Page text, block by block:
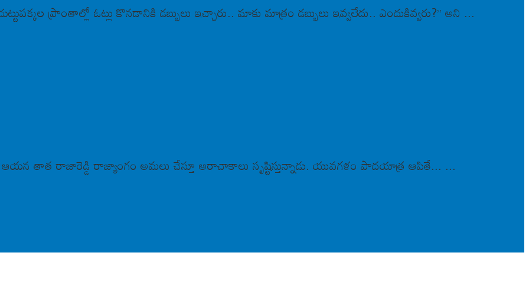
ప్రాంతాల్లో ఓట్లు కొనడానికి డబ్బులు ఇచ్చారు.. మాకు మాత్రం డబ్బులు ఇవ్వలేదు.. ఎందుకివ్వరు?’’ అని ...
తాత రాజారెడ్డి రాజ్యాంగం అమలు చేస్తూ అరాచాకాలు సృష్టిస్తున్నాడు. యువగళం పాదయాత్ర ఆపితే... ...